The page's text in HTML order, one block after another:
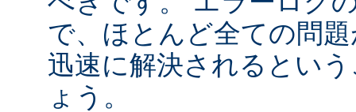
で、ほとんど全ての問
迅速に解決されるとい
ょう。